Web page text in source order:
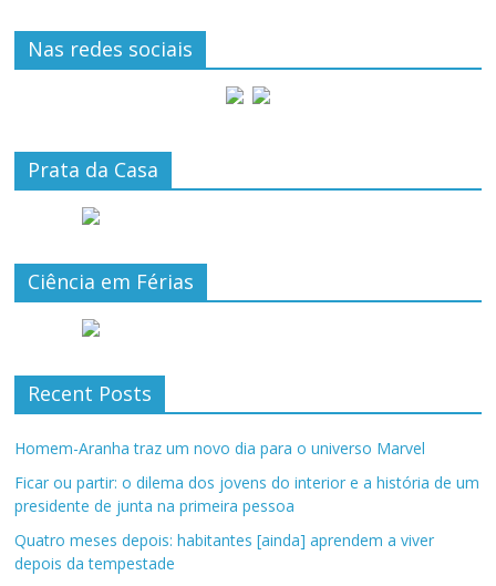
Nas redes sociais
Prata da Casa
Ciência em Férias
Recent Posts
Homem-Aranha traz um novo dia para o universo Marvel
Ficar ou partir: o dilema dos jovens do interior e a história de um
presidente de junta na primeira pessoa
Quatro meses depois: habitantes [ainda] aprendem a viver
depois da tempestade